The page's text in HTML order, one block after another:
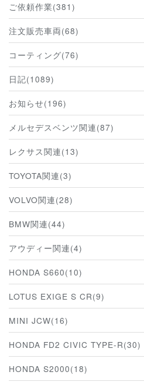
ご依頼作業(381)
注文販売車両(68)
コーティング(76)
日記(1089)
お知らせ(196)
メルセデスベンツ関連(87)
レクサス関連(13)
TOYOTA関連(3)
VOLVO関連(28)
BMW関連(44)
アウディー関連(4)
HONDA S660(10)
LOTUS EXIGE S CR(9)
MINI JCW(16)
HONDA FD2 CIVIC TYPE-R(30)
HONDA S2000(18)